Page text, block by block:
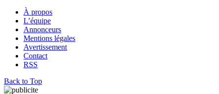
À propos
L’équipe
Annonceurs
Mentions légales
Avertissement
Contact
RSS
Back to Top